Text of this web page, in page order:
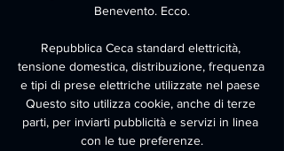
Benevento. Ecco.
Repubblica Ceca standard elettricità,
tensione domestica, distribuzione, frequenza
e tipi di prese elettriche utilizzate nel paese
Questo sito utilizza cookie, anche di terze
parti, per inviarti pubblicità e servizi in linea
con le tue preferenze.